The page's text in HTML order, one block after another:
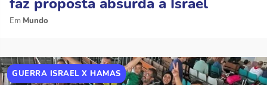
faz proposta absurda a Israel
Mundo
GUERRA ISRAEL X HAMAS